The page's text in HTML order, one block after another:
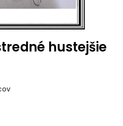
hustejšie